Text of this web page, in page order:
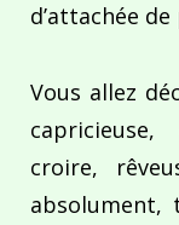
d’attachée
Vous allez
croire,
absolument,